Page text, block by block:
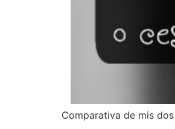
Comparativa de mis